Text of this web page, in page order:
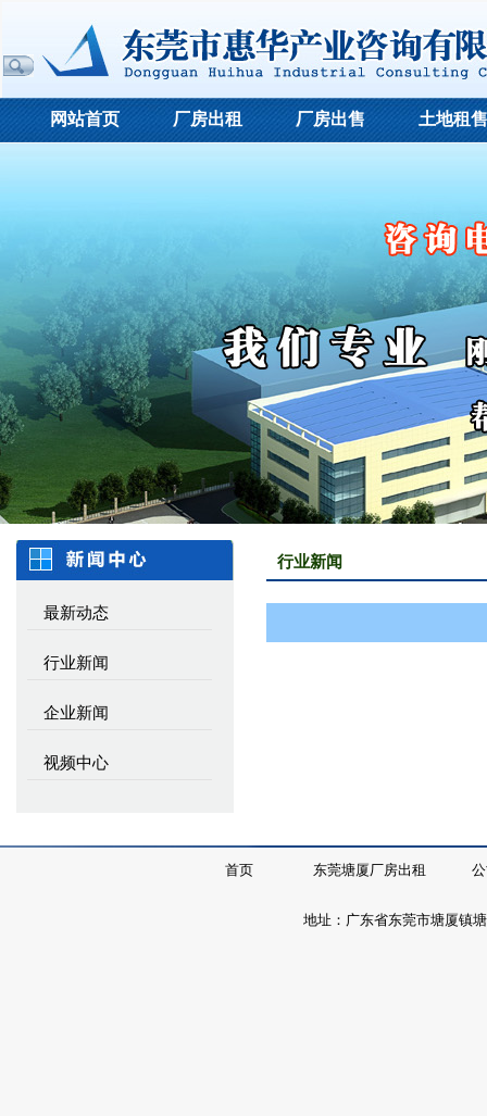
网站首页 厂房出租 厂房出售 土地租售
最新动态
行业新闻
企业新闻
视频中心
行业新闻
首页 东莞塘厦厂房出租
地址：广东省东莞市塘厦